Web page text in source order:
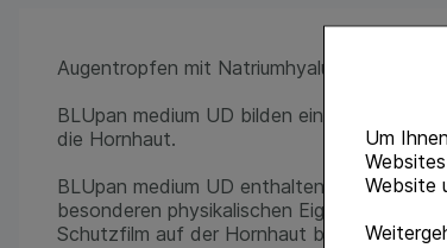
Um
Website
Augentropfen mit Natriumhyaluronat 0,3%
BLUpan medium UD bilden einen sterilen,
die Hornhaut.
BLUpan medium UD enthalten
besonderen physikalischen Eigenschaft
Schutzfilm auf der Hornhaut bildet, ohne